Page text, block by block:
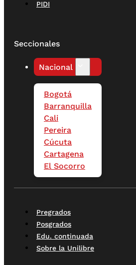
PIDI
Seccionales
Nacional
Bogotá
Barranquilla
Cali
Pereira
Cúcuta
Cartagena
El Socorro
Pregrados
Posgrados
Edu. continuada
Sobre la Unilibre